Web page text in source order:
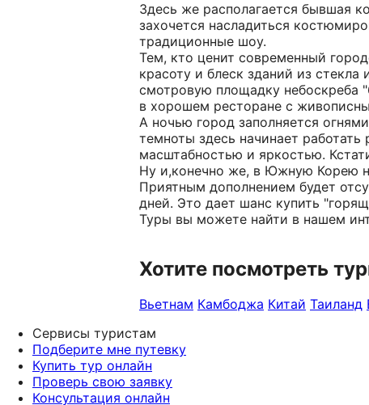
Здесь же располагается бывшая
захочется насладиться
традиционные шоу.
Тем, кто ценит современный
красоту и блеск зданий из
смотровую площадку небоскреба
в хорошем ресторане с
А ночью город заполняется
темноты здесь начинает
масштабностью и яркостью.
Ну и,конечно же, в Южную Корею
Приятным дополнением будет
дней. Это дает шанс купить
Туры вы можете найти в нашем
Хотите посмотреть
Вьетнам Камбоджа Китай Таиланд
Сервисы туристам
Подберите мне путевку
Купить тур онлайн
Проверь свою заявку
Консультация онлайн